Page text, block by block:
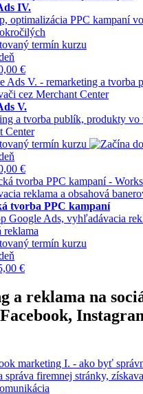
IV.
optimalizácia PPC kampaní
€
V.
a tvorba publík, produkty
Center
€
tvorba PPC kampaní
Google Ads, vyhľadávacia
reklama
€
a reklama na